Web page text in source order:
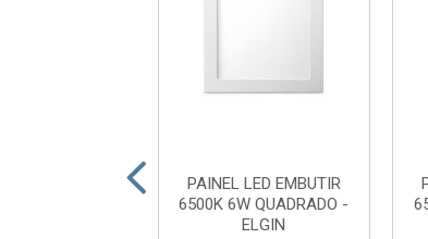
PAINEL LED EMBUTIR
6500K 6W QUADRADO -
ELGIN